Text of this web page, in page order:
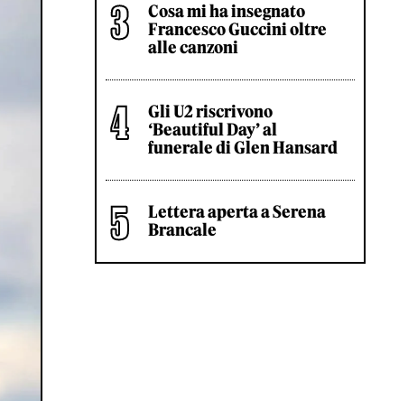
Cosa mi ha insegnato
Francesco Guccini oltre
alle canzoni
Gli U2 riscrivono
‘Beautiful Day’ al
funerale di Glen Hansard
Lettera aperta a Serena
Brancale